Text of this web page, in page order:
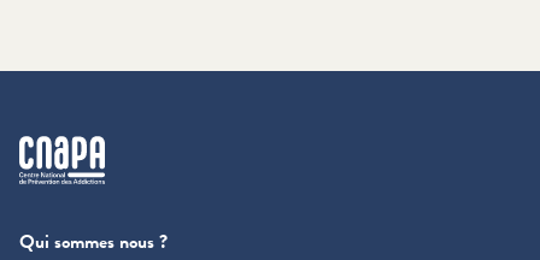
cnapa
Qui sommes nous ?